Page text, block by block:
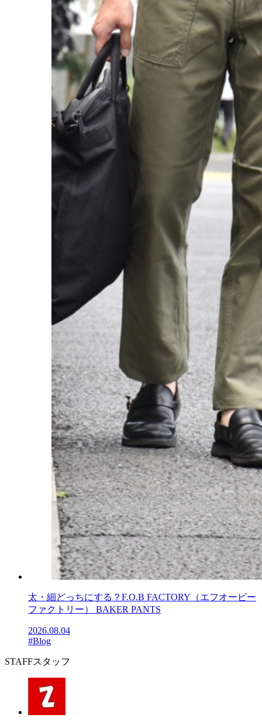
太・細どっちにする？F.O.B FACTORY（エフオービー
ファクトリー） BAKER PANTS
2026.08.04
#Blog
STAFFスタッフ